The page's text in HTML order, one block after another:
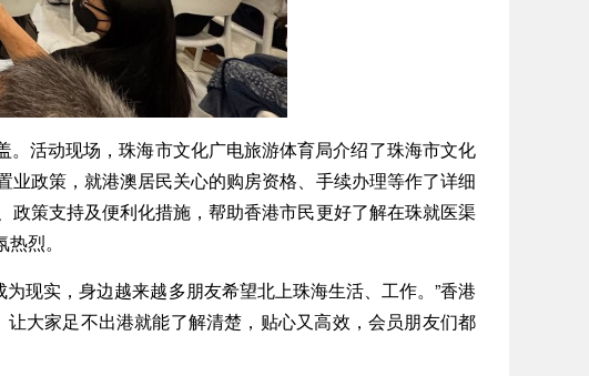
活动现场，珠海市文化广电旅游体育局介绍了珠海市文化
政策，就港澳居民关心的购房资格、手续办理等作了详细
策支持及便利化措施，帮助香港市民更好了解在珠就医渠
烈。
现实，身边越来越多朋友希望北上珠海生活、工作。”香港
大家足不出港就能了解清楚，贴心又高效，会员朋友们都